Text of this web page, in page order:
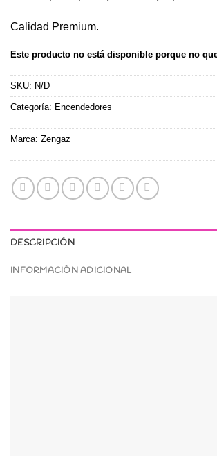
Calidad Premium.
Este producto no está disponible porque no
SKU: N/D
Categoría: Encendedores
Marca: Zengaz
DESCRIPCIÓN
INFORMACIÓN ADICIONAL